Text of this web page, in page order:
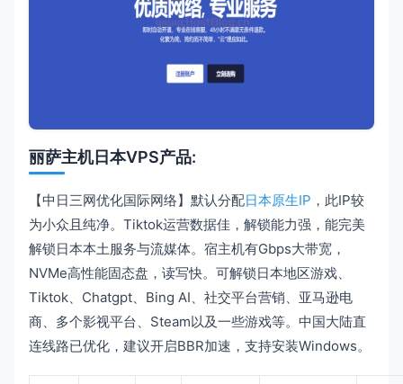
丽萨主机日本VPS产品:
【中日三网优化国际网络】默认分配日本原生IP ，此IP较
为小众且纯净。Tiktok运营数据佳，解锁能力强，能完美
解锁日本本土服务与流媒体。宿主机有Gbps大带宽，
NVMe高性能固态盘，读写快。可解锁日本地区游戏、
Tiktok、Chatgpt、Bing AI、社交平台营销、亚马逊电
商、多个影视平台、Steam以及一些游戏等。中国大陆直
连线路已优化，建议开启BBR加速，支持安装Windows。